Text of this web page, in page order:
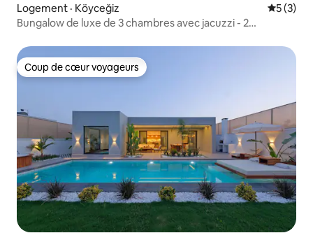
Logement · Köyceğiz Note
5 (3)
Bungalow de luxe de 3 chambres avec jacuzzi - 2
Coup de cœur voyageurs
Coup de cœur voyageurs